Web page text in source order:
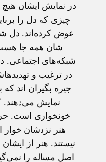
در نمایش ایشان
چیزی که دل را
عوض کرده‌اند. دل
شان همه جا
شبکه‌های اجتماعی.
در ترغیب و
جیره بگیران اند
نمایش می‌دهند.
خونخواری است.
هنر نزدشان
نیستند. هنر از
اصل مساله را